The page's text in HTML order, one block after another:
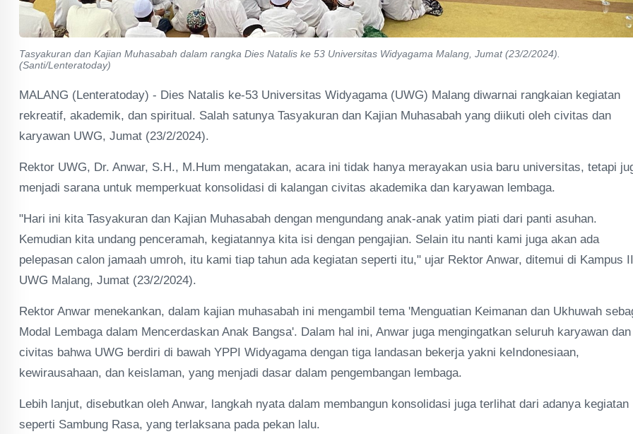
Tasyakuran dan Kajian Muhasabah dalam rangka Dies Natalis ke 53 Universitas Widyagama Malang, Jumat (23/2/2024).
(Santi/Lenteratoday)
MALANG (Lenteratoday) - Dies Natalis ke-53 Universitas Widyagama (UWG) Malang diwarnai rangkaian kegiatan
rekreatif, akademik, dan spiritual. Salah satunya Tasyakuran dan Kajian Muhasabah yang diikuti oleh civitas dan
karyawan UWG, Jumat (23/2/2024).
Rektor UWG, Dr. Anwar, S.H., M.Hum mengatakan, acara ini tidak hanya merayakan usia baru universitas, tetapi
menjadi sarana untuk memperkuat konsolidasi di kalangan civitas akademika dan karyawan lembaga.
"Hari ini kita Tasyakuran dan Kajian Muhasabah dengan mengundang anak-anak yatim piati dari panti asuhan.
Kemudian kita undang penceramah, kegiatannya kita isi dengan pengajian. Selain itu nanti kami juga akan ada
pelepasan calon jamaah umroh, itu kami tiap tahun ada kegiatan seperti itu," ujar Rektor Anwar, ditemui di Kampus
UWG Malang, Jumat (23/2/2024).
Rektor Anwar menekankan, dalam kajian muhasabah ini mengambil tema 'Menguatian Keimanan dan Ukhuwah
Modal Lembaga dalam Mencerdaskan Anak Bangsa'. Dalam hal ini, Anwar juga mengingatkan seluruh karyawan dan
civitas bahwa UWG berdiri di bawah YPPI Widyagama dengan tiga landasan bekerja yakni keIndonesiaan,
kewirausahaan, dan keislaman, yang menjadi dasar dalam pengembangan lembaga.
Lebih lanjut, disebutkan oleh Anwar, langkah nyata dalam membangun konsolidasi juga terlihat dari adanya kegiatan
seperti Sambung Rasa, yang terlaksana pada pekan lalu.